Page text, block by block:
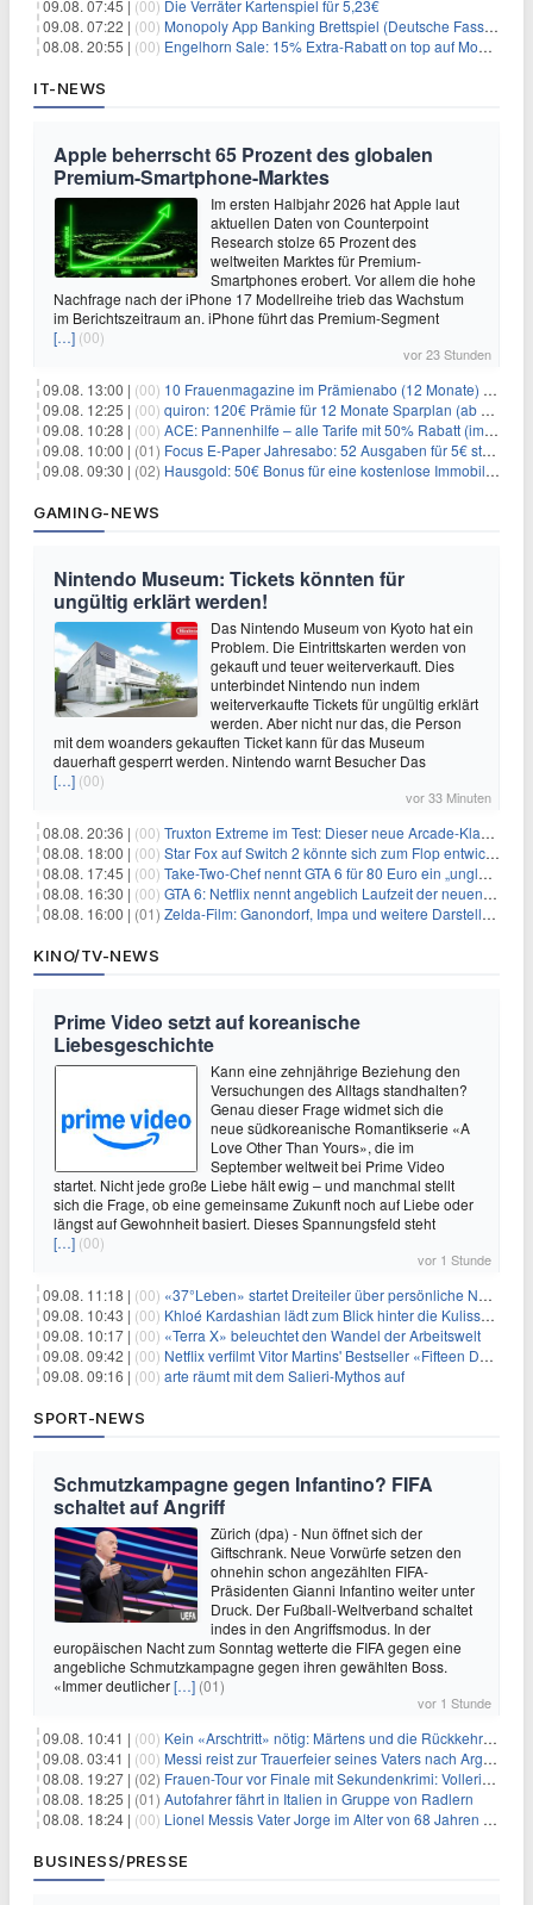
09.08. 07:45 | (00) Die Verräter Kartenspiel für 5,23€
09.08. 07:22 | (00) Monopoly App Banking Brettspiel (Deutsche Fassung) für 9,84€
08.08. 20:55 | (00) Engelhorn Sale: 15% Extra-Rabatt on top auf Mode- und Sport-Artikel
IT-NEWS
Apple beherrscht 65 Prozent des globalen
Premium-Smartphone-Marktes
Im ersten Halbjahr 2026 hat Apple laut
aktuellen Daten von Counterpoint
Research stolze 65 Prozent des
weltweiten Marktes für Premium-
Smartphones erobert. Vor allem die hohe
Nachfrage nach der iPhone 17 Modellreihe trieb das Wachstum
im Berichtszeitraum an. iPhone führt das Premium-Segment
[…] (00)
vor 23 Stunden
09.08. 13:00 | (00) 10 Frauenmagazine im Prämienabo (12 Monate) mit Prämien bis zu 225€
09.08. 12:25 | (00) quiron: 120€ Prämie für 12 Monate Sparplan (ab 100€/Monat)
09.08. 10:28 | (00) ACE: Pannenhilfe – alle Tarife mit 50% Rabatt (im ersten Jahr)
09.08. 10:00 | (01) Focus E-Paper Jahresabo: 52 Ausgaben für 5€ statt 207,48€ – per Formular kündbar!
09.08. 09:30 | (02) Hausgold: 50€ Bonus für eine kostenlose Immobilienbewertung
GAMING-NEWS
Nintendo Museum: Tickets könnten für
ungültig erklärt werden!
Das Nintendo Museum von Kyoto hat ein
Problem. Die Eintrittskarten werden von
gekauft und teuer weiterverkauft. Dies
unterbindet Nintendo nun indem
weiterverkaufte Tickets für ungültig erklärt
werden. Aber nicht nur das, die Person
mit dem woanders gekauften Ticket kann für das Museum
dauerhaft gesperrt werden. Nintendo warnt Besucher Das
[…] (00)
vor 33 Minuten
08.08. 20:36 | (00) Truxton Extreme im Test: Dieser neue Arcade-Klassiker verzeiht dir gar nichts
08.08. 18:00 | (00) Star Fox auf Switch 2 könnte sich zum Flop entwickeln
08.08. 17:45 | (00) Take-Two-Chef nennt GTA 6 für 80 Euro ein „unglaubliches Schnäppchen“
08.08. 16:30 | (00) GTA 6: Netflix nennt angeblich Laufzeit der neuen Gameplay-Präsentation
08.08. 16:00 | (01) Zelda-Film: Ganondorf, Impa und weitere Darsteller sollen feststehen
KINO/TV-NEWS
Prime Video setzt auf koreanische
Liebesgeschichte
Kann eine zehnjährige Beziehung den
Versuchungen des Alltags standhalten?
Genau dieser Frage widmet sich die
neue südkoreanische Romantikserie «A
Love Other Than Yours», die im
September weltweit bei Prime Video
startet. Nicht jede große Liebe hält ewig – und manchmal stellt
sich die Frage, ob eine gemeinsame Zukunft noch auf Liebe oder
längst auf Gewohnheit basiert. Dieses Spannungsfeld steht
[…] (00)
vor 1 Stunde
09.08. 11:18 | (00) «37°Leben» startet Dreiteiler über persönliche Neuanfänge
09.08. 10:43 | (00) Khloé Kardashian lädt zum Blick hinter die Kulissen ihres Freundeskreises
09.08. 10:17 | (00) «Terra X» beleuchtet den Wandel der Arbeitswelt
09.08. 09:42 | (00) Netflix verfilmt Vitor Martins' Bestseller «Fifteen Days»
09.08. 09:16 | (00) arte räumt mit dem Salieri-Mythos auf
SPORT-NEWS
Schmutzkampagne gegen Infantino? FIFA
schaltet auf Angriff
Zürich (dpa) - Nun öffnet sich der
Giftschrank. Neue Vorwürfe setzen den
ohnehin schon angezählten FIFA-
Präsidenten Gianni Infantino weiter unter
Druck. Der Fußball-Weltverband schaltet
indes in den Angriffsmodus. In der
europäischen Nacht zum Sonntag wetterte die FIFA gegen eine
angebliche Schmutzkampagne gegen ihren gewählten Boss.
«Immer deutlicher[…] (01)
vor 1 Stunde
09.08. 10:41 | (00) Kein «Arschtritt» nötig: Märtens und die Rückkehr nach Paris
09.08. 03:41 | (00) Messi reist zur Trauerfeier seines Vaters nach Argentinien
08.08. 19:27 | (02) Frauen-Tour vor Finale mit Sekundenkrimi: Vollering in Gelb
08.08. 18:25 | (01) Autofahrer fährt in Italien in Gruppe von Radlern
08.08. 18:24 | (00) Lionel Messis Vater Jorge im Alter von 68 Jahren gestorben
BUSINESS/PRESSE